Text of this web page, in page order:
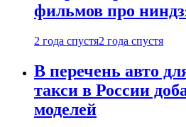
фильмов про
2 года спустя2 года спустя
В перечень авто
такси в России
моделей